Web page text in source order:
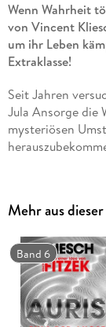
Wenn Wahrheit
von Vincent
um ihr Leben
Extraklasse!
Seit Jahren
Jula Ansorge die
mysteriösen
Moritz noch lebt.
skrupellose
die Psyche eines
belogen und
Ein letztes Mal
zur
Mehr aus
Band 6